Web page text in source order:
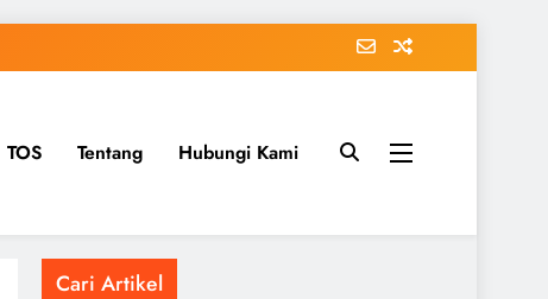
TOS Tentang Hubungi Kami
Cari Artikel